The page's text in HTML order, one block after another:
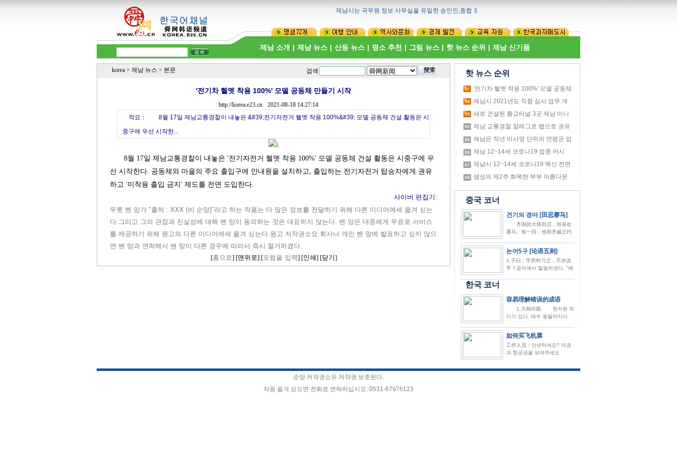
제남시는 국무원 정보 사무실을 유일한 승인인,종합 포털인,산동성 주요인 뉴스 웹사이트이다.
Set Homepage Bookmark This Page
제남 소개 | 제남 뉴스 | 산동 뉴스 | 명소 추천 | 그림 뉴스 | 핫 뉴스 순위 | 제남 신기품
korea > 제남 뉴스 > 본문 검색
'전기차 헬멧 착용 100%' 모델 공동체 만들기 시작
http://korea.e23.cn
2021-08-18 14:27:14
적요：
8월 17일 제남교통경찰이 내놓은 &#39;전기자전거 헬멧 착용 100%&#39; 모델 공동체 건설 활동은 시
중구에 우선 시작한...
8월 17일 제남교통경찰이 내놓은 '전기자전거 헬멧 착용 100%' 모델 공동체 건설 활동은 시중구에 우
선 시작한다. 공동체와 마을의 주요 출입구에 안내원을 설치하고, 출입하는 전기자전거 탑승자에게 권유
하고 '미착용 출입 금지' 제도를 전면 도입한다.
사이버 편집기:
무릇 벤 망가 "출처 : XXX (비 순망)"라고 하는 작품는 다 많은 정보를 전달하기 위해 다른 미디어에세 옮겨 싣는
다.그리고 그의 관점과 진실성에 대해 벤 망이 동의하는 것은 대표하지 않는다. 벤 망은 대중에게 무료로 서비스
를 제공하기 위해 원고의 다른 미디어에세 옮겨 싣는다.원고 저작권소요 회사나 개인 벤 망에 발표하고 싶지 않으
면 벤 망과 연락해서 벤 망이 다른 경우에 따라서 즉시 철거하겠다.
[홈으로] [맨위로] [포럼을 입력] [인쇄] [닫기]
핫 뉴스 순위
'전기차 헬멧 착용 100%' 모델 공동체
만들기 시작
제남시 2021년도 직함 심사 업무 개
시
새로 건설된 황교터널 3곳 제남 미니
버스
제남 교통경찰 알레그로 랩으로 권유
제남은 작년 비사영 단위의 연평균 임
금이
제남 12~14세 코로나19 접종 러시
제남시 12~14세 코로나19 백신 전면
접종 시작
샘성의 제2주 화목한 부부 아름다운
피어나다
중국 코너
건기의 경마 [田忌赛马]
齐国的大将田忌，很喜欢
赛马。有一回，他和齐威王约
매우 좋아했다. 한...
논어5구 [论语五则]
1.子曰：学而时习之，不亦说
乎？공자께서 말씀하셨다. "배
한국 코너
容易理解错误的成语
1.大相径庭: 현저한 차
이가 있다. 매우 동떨어지다.
差强人意 대체로 마음에
드는 편이...
如何买飞机票
工作人员：안녕하세요? 여권
과 항공권을 보여주세요
순망 저작권소유.저작권 보호된다.
자원 옮겨 싣으면 전화로 연락하십시오: 0531-67976123